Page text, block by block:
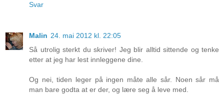
Svar
Malin 24. mai 2012 kl. 22:05
Så utrolig sterkt du skriver! Jeg blir alltid sittende og tenke
etter at jeg har lest innleggene dine.
Og nei, tiden leger på ingen måte alle sår. Noen sår må
man bare godta at er der, og lære seg å leve med.